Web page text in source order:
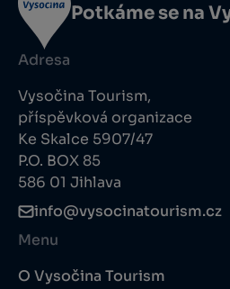
Potkáme se na
Adresa
Vysočina Tourism,
příspěvková organizace
Ke Skalce 5907/47
P.O. BOX 85
586 01 Jihlava
info@vysocinatourism.cz
Menu
O Vysočina Tourism